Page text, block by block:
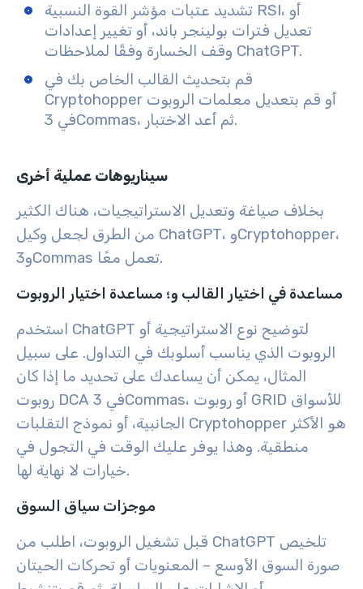
تشديد عتبات مؤشر القوة النسبية RSI، أو
تعديل فترات بولينجر باند، أو تغيير إعدادات
وقف الخسارة وفقًا لملاحظات ChatGPT.
قم بتحديث القالب الخاص بك في
Cryptohopper أو قم بتعديل معلمات الروبوت
في 3Commas، ثم أعد الاختبار.
سيناريوهات عملية أخرى
بخلاف صياغة وتعديل الاستراتيجيات، هناك الكثير
من الطرق لجعل وكيل ChatGPT، وCryptohopper،
و3Commas تعمل معًا.
مساعدة في اختيار القالب و؛ مساعدة اختيار الروبوت
استخدم ChatGPT لتوضيح نوع الاستراتيجية أو
الروبوت الذي يناسب أسلوبك في التداول. على سبيل
المثال، يمكن أن يساعدك على تحديد ما إذا كان
روبوت DCA في 3Commas، أو روبوت GRID للأسواق
الجانبية، أو نموذج التقلبات Cryptohopper هو الأكثر
منطقية. وهذا يوفر عليك الوقت في التجول في
خيارات لا نهاية لها.
موجزات سياق السوق
قبل تشغيل الروبوت، اطلب من ChatGPT تلخيص
صورة السوق الأوسع – المعنويات أو تحركات الحيتان